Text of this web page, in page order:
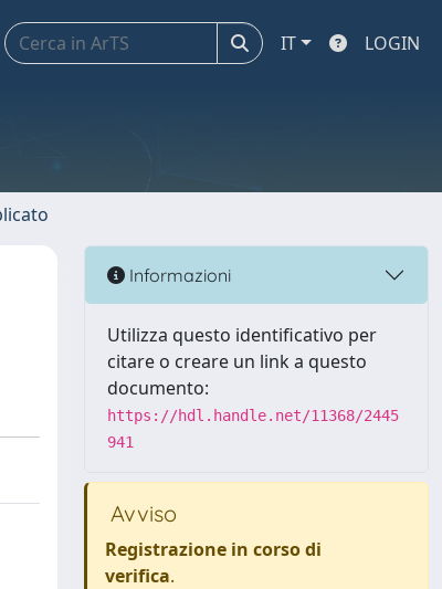
IT LOGIN
Informazioni
Utilizza questo identificativo per
citare o creare un link a questo
documento:
https://hdl.handle.net/11368/2445
941
Avviso
Registrazione in corso di
verifica.